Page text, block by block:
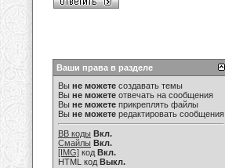
Ваши права в разделе
Вы не можете создавать темы
Вы не можете отвечать на сообщения
Вы не можете прикреплять файлы
Вы не можете редактировать сообщения
BB коды Вкл.
Смайлы Вкл.
[IMG] код Вкл.
HTML код Выкл.